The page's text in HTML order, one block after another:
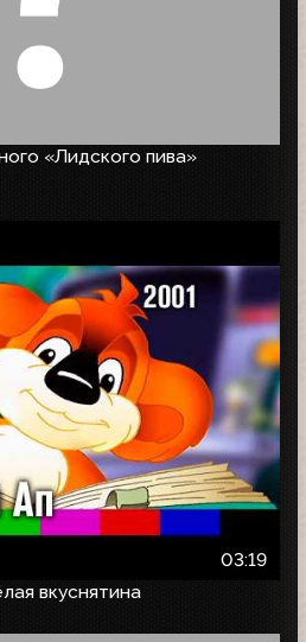
«Лидского пива»
03:19
вкуснятина